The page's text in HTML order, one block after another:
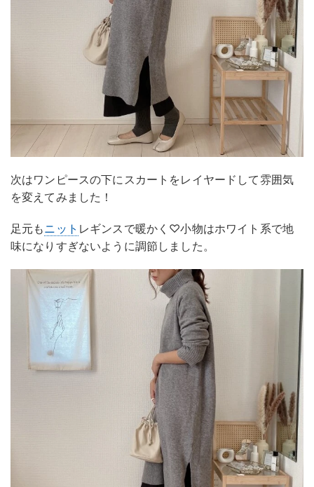
次はワンピースの下にスカートをレイヤードして雰囲気
を変えてみました！
足元もニット レギンスで暖かく♡小物はホワイト系で地
味になりすぎないように調節しました。